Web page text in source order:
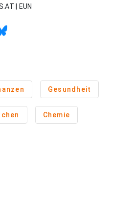
| EUN
Gesundheit
Chemie